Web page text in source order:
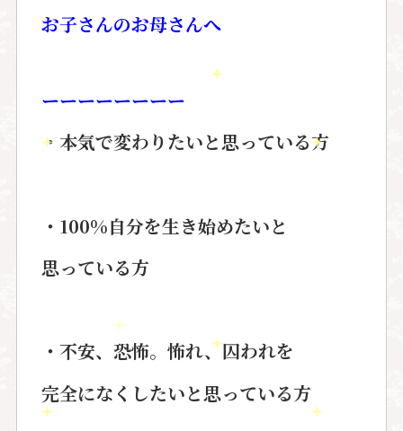
お子さんのお母さんへ
ーーーーーーーー
・本気で変わりたいと思っている方
・100%自分を生き始めたいと
思っている方
・不安、恐怖。怖れ、囚われを
完全になくしたいと思っている方